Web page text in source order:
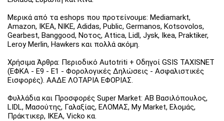
Μερικά από τα eshops που προτείνουμε: Mediamarkt,
Amazon, IKEA, NIKE, Adidas, Public, Germanos, Kotsovolos,
Gearbest, Banggood, Νοτος, Attica, Lidl, Jysk, Ikea, Praktiker,
Leroy Merlin, Hawkers και πολλά ακόμη.
Χρήσιμα Άρθρα: Περιοδικό Autotriti + Οδηγοί GSIS TAXISNET
(ΕΦΚΑ - Ε9 - Ε1 - Φορολογικές Δηλώσεις - Ασφαλιστικές
Εισφορές). ΑΑΔΕ ΛΟΤΑΡΙΑ ΕΦΟΡΙΑΣ.
Φυλλάδια και Προσφορές Super Market: ΑΒ Βασιλόπουλος,
LIDL, Μασούτης, Γαλαξίας, ΕΛΟΜΑΣ, My Market, Ελομάς,
Πράκτικερ, ΙΚΕΑ, Vicko κα.